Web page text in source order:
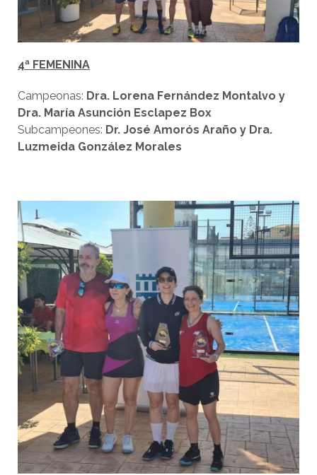
4ª FEMENINA
Campeonas: Dra. Lorena Fernández Montalvo y
Dra. María Asunción Esclapez Box
Subcampeones: Dr. José Amorós Araño y Dra.
Luzmeida González Morales